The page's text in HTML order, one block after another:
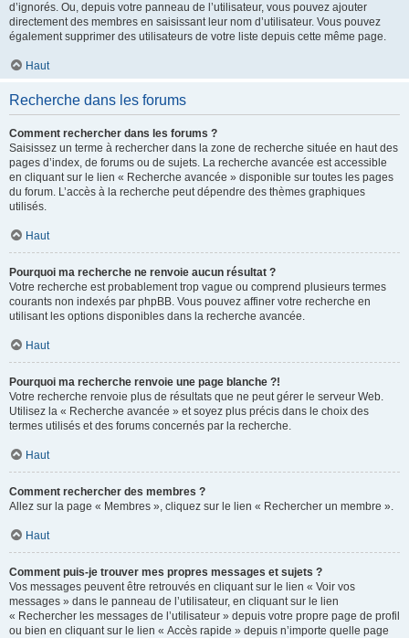
d’ignorés. Ou, depuis votre panneau de l’utilisateur, vous pouvez ajouter
directement des membres en saisissant leur nom d’utilisateur. Vous pouvez
également supprimer des utilisateurs de votre liste depuis cette même page.
Haut
Recherche dans les forums
Comment rechercher dans les forums ?
Saisissez un terme à rechercher dans la zone de recherche située en haut des
pages d’index, de forums ou de sujets. La recherche avancée est accessible
en cliquant sur le lien « Recherche avancée » disponible sur toutes les pages
du forum. L’accès à la recherche peut dépendre des thèmes graphiques
utilisés.
Haut
Pourquoi ma recherche ne renvoie aucun résultat ?
Votre recherche est probablement trop vague ou comprend plusieurs termes
courants non indexés par phpBB. Vous pouvez affiner votre recherche en
utilisant les options disponibles dans la recherche avancée.
Haut
Pourquoi ma recherche renvoie une page blanche ?!
Votre recherche renvoie plus de résultats que ne peut gérer le serveur Web.
Utilisez la « Recherche avancée » et soyez plus précis dans le choix des
termes utilisés et des forums concernés par la recherche.
Haut
Comment rechercher des membres ?
Allez sur la page « Membres », cliquez sur le lien « Rechercher un membre ».
Haut
Comment puis-je trouver mes propres messages et sujets ?
Vos messages peuvent être retrouvés en cliquant sur le lien « Voir vos
messages » dans le panneau de l’utilisateur, en cliquant sur le lien
« Rechercher les messages de l’utilisateur » depuis votre propre page de profil
ou bien en cliquant sur le lien « Accès rapide » depuis n’importe quelle page